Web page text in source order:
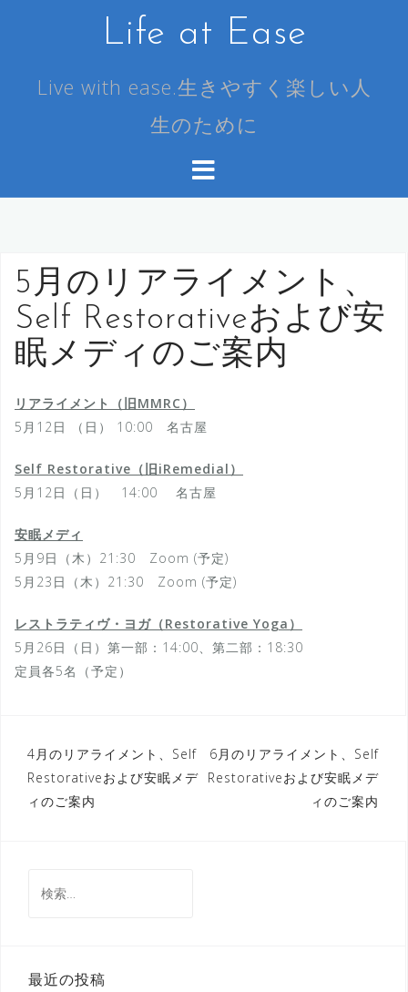
ッ
Life at Ease
Live with ease.生きやすく楽しい人
生のために
5月のリアライメント、
Self Restorativeおよび安
眠メディのご案内
リアライメント（旧MMRC）
5月12日 （日） 10:00 名古屋
Self Restorative（旧iRemedial）
5月12日（日） 14:00 名古屋
安眠メディ
5月9日（木）21:30 Zoom (予定)
5月23日（木）21:30 Zoom (予定)
レストラティヴ・ヨガ（Restorative Yoga）
5月26日（日）第一部：14:00、第二部：18:30
定員各5名（予定）
投
稿
ナ
ー
ョ
4月のリアライメント、Self
Restorativeおよび安眠メデ
ィのご案内
6月のリアライメント、Self
Restorativeおよび安眠メデ
ィのご案内
索:
最近の投稿